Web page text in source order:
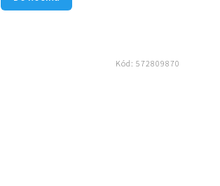
Kód: 572809870